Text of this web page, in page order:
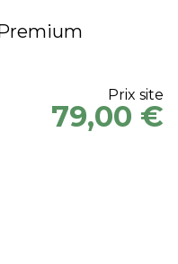
Prix site
79,00 €